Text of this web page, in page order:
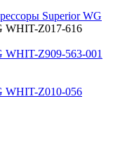
Superior WG
WHIT-Z017-616
WHIT-Z909-563-001
WHIT-Z010-056